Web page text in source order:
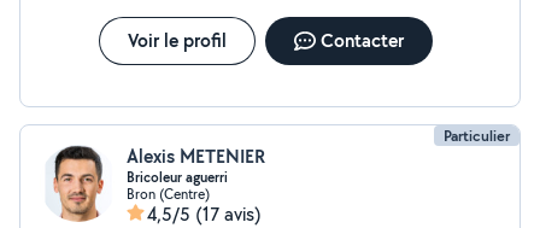
Voir le profil Contacter
Particulier
Alexis METENIER
Bricoleur aguerri
Bron (Centre)
4,5/5 (17 avis)